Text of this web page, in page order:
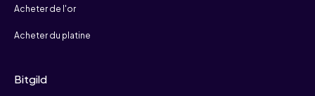
Acheter de l'or
Acheter du platine
Bitgild